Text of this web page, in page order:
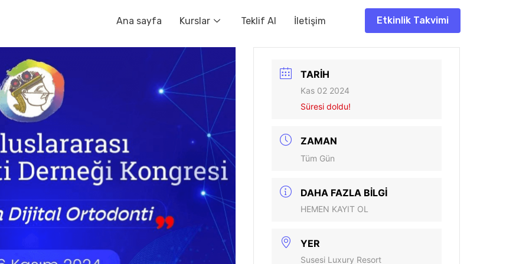
Ana sayfa Kurslar Teklif Al İletişim Etkinlik Takvimi
TARIH
Kas 02 2024
Süresi doldu!
ZAMAN
Tüm Gün
DAHA FAZLA BILGI
HEMEN KAYIT OL
YER
Susesi Luxury Resort